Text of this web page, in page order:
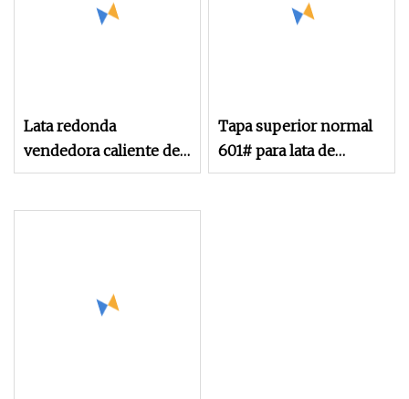
Lata redonda
vendedora caliente del
metal de la categoría
Tapa superior normal
601# para lata de
sardinas de 2 piezas